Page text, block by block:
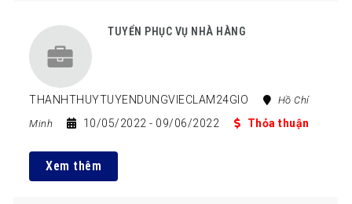
TUYỂN PHỤC VỤ NHÀ HÀNG
THANHTHUYTUYENDUNGVIECLAM24GIO
Hồ Chí
Minh
10/05/2022- 09/06/2022 Thỏa thuận
Xem thêm